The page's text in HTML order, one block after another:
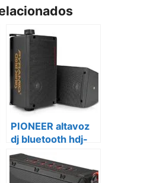
PIONEER altavoz
dj bluetooth hdj-
x5bt-k